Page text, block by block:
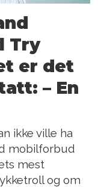
Try
er det
– En
ikke ville ha
mobilforbud
mest
og om